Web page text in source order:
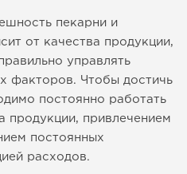
пекарни и
от качества продукции,
управлять
факторов. Чтобы достичь
постоянно работать
продукции, привлечением
постоянных
расходов.